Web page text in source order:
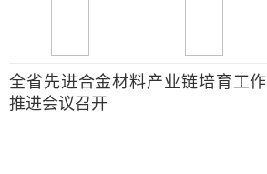
全省先进合金材料产业链培育工作
推进会议召开